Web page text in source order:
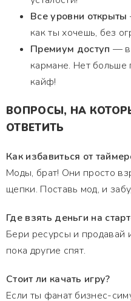
Все уровни открыты
как ты хочешь, без
Премиум доступ —
кармане. Нет больше
кайф!
ВОПРОСЫ, НА
ОТВЕТИТЬ
Как избавиться от
Моды, брат! Они просто
щепки. Поставь мод, и
Где взять деньги на
Бери ресурсы и продавай
пока другие спят.
Стоит ли качать игру?
Если ты фанат бизнес-